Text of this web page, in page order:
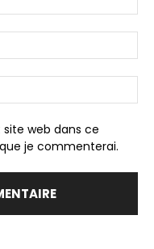
:*
:*
:
web dans ce
je commenterai.